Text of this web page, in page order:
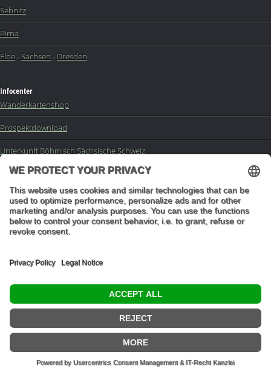
Sebnitz
Pirna
Elbe-Sachsen - Dresden
Infocenter
Wanderkartenshop
Prospektdownload
Unterkunft Böhmisch Sächsische Schweiz
Veranstaltungskalender
Kontakt
Impressum
Mail an die Redaktion
"In den Wäldern sind Dinge, über die nachzudenken man jahrelang im Moos
© 2026 Ottmar Vetter,Elbsandsteingebirge Verlag- Alle Rechte vorbehalten.